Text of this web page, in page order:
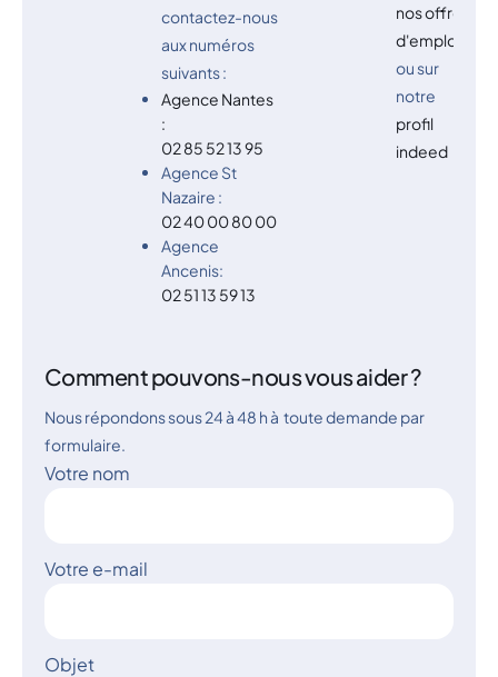
contactez-nous
aux numéros
suivants :
Agence Nantes
:
02 85 52 13 95
Agence St
Nazaire :
02 40 00 80 00
Agence
Ancenis:
02 51 13 59 13
nosoffres
d'emploi
ou sur
notre
profil
indeed
Comment pouvons-nous vous aider ?
Nous répondons sous 24 à 48 h à toute demande par
formulaire.
Votre nom
Votre e-mail
Objet